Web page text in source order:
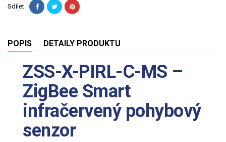
Sdílet
POPIS DETAILY PRODUKTU
ZSS-X-PIRL-C-MS –
ZigBee Smart
infračervený pohybový
senzor